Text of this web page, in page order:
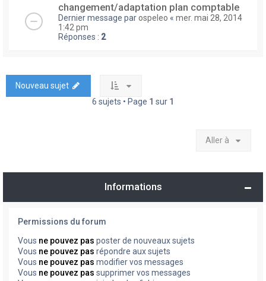
changement/adaptation plan comptable
Dernier message parospeleo « mer. mai 28, 2014
1:42 pm
Réponses : 2
Nouveau sujet
6 sujets • Page 1 sur 1
Aller à
Informations
Permissions du forum
Vous ne pouvez pas poster de nouveaux sujets
Vous ne pouvez pas répondre aux sujets
Vous ne pouvez pas modifier vos messages
Vous ne pouvez pas supprimer vos messages